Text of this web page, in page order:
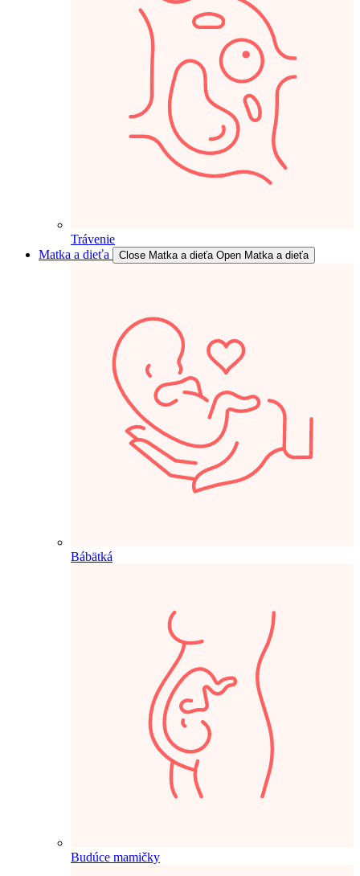
Trávenie
Matka a dieťa
Close Matka a dieťa Open Matka a dieťa
Bábätká
Budúce mamičky